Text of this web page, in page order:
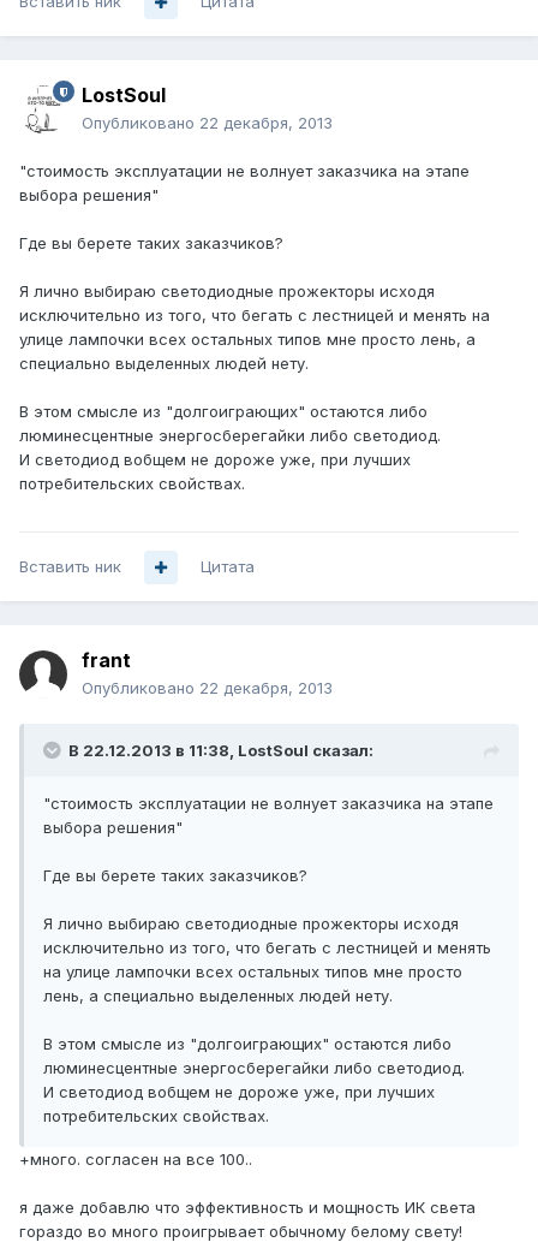
LostSoul
Опубликовано 22 декабря, 2013
"стоимость эксплуатации не волнует заказчика на этапе
выбора решения"
Где вы берете таких заказчиков?
Я лично выбираю светодиодные прожекторы исходя
исключительно из того, что бегать с лестницей и менять на
улице лампочки всех остальных типов мне просто лень, а
специально выделенных людей нету.
В этом смысле из "долгоиграющих" остаются либо
люминесцентные энергосберегайки либо светодиод.
И светодиод вобщем не дороже уже, при лучших
потребительских свойствах.
Вставить ник Цитата
frant
Опубликовано 22 декабря, 2013
В 22.12.2013 в 11:38, LostSoul сказал:
"стоимость эксплуатации не волнует заказчика на этапе
выбора решения"
Где вы берете таких заказчиков?
Я лично выбираю светодиодные прожекторы исходя
исключительно из того, что бегать с лестницей и менять
на улице лампочки всех остальных типов мне просто
лень, а специально выделенных людей нету.
В этом смысле из "долгоиграющих" остаются либо
люминесцентные энергосберегайки либо светодиод.
И светодиод вобщем не дороже уже, при лучших
потребительских свойствах.
+много. согласен на все 100..
я даже добавлю что эффективность и мощность ИК света
гораздо во много проигрывает обычному белому свету!